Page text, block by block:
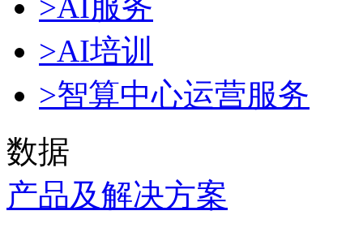
>AI培训
>智算中心运营服务
数据
产品及解决方案